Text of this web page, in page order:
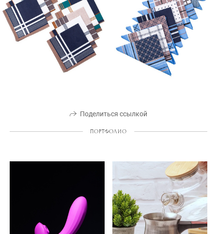
Поделиться ссылкой
ПОРТФОЛИО